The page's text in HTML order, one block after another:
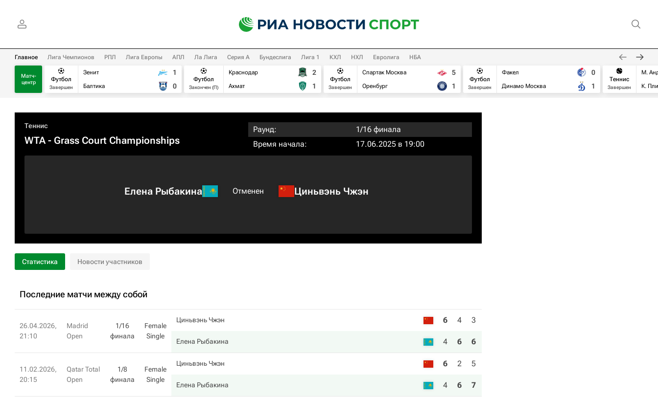
Главное Лига Чемпионов РПЛ Лига Европы АПЛ Ла Лига Серия А Бундеслига Лига 1 КХЛ НХЛ Евролига НБА
Матч-
центр
Футбол
Завершен
Зенит
Балтика
1
0
Футбол
Закончен (П)
Краснодар
Ахмат
2
1
Футбол
Завершен
Спартак Москва
Оренбург
5
1
Футбол
Завершен
Факел
Динамо Москва
0
1
Теннис
Завершен
М.
К.
Теннис
WTA- Grass Court Championships
Раунд:
1/16 финала
Время начала:
17.06.2025 в 19:00
Елена Рыбакина Отменен Циньвэнь Чжэн
Статистика Новости участников
Последние матчи между собой
26.04.2026,
21:10
Madrid
Open
1/16
финала
Female
Single
Циньвэнь Чжэн 6 4 3
Елена Рыбакина 4 6 6
11.02.2026,
20:15
Qatar Total
Open
1/8
финала
Female
Single
Циньвэнь Чжэн 6 2 5
Елена Рыбакина 4 6 7